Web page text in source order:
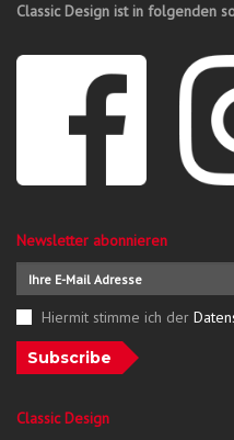
Classic Design ist in folgenden
Newsletter abonnieren
Hiermit stimme ich der
Subscribe
Classic Design